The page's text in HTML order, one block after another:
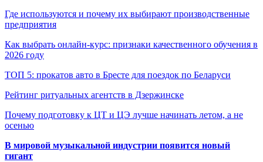
Где используются и почему их выбирают производственные
предприятия
Как выбрать онлайн-курс: признаки качественного обучения в
2026 году
ТОП 5: прокатов авто в Бресте для поездок по Беларуси
Рейтинг ритуальных агентств в Дзержинске
Почему подготовку к ЦТ и ЦЭ лучше начинать летом, а не
осенью
В мировой музыкальной индустрии появится новый
гигант